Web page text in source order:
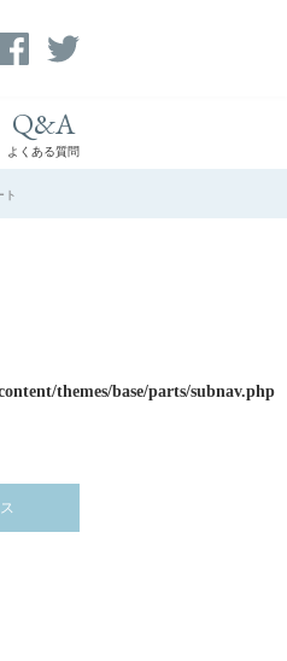
Q&A
よくある質問
ト
themes/base/parts/subnav.php